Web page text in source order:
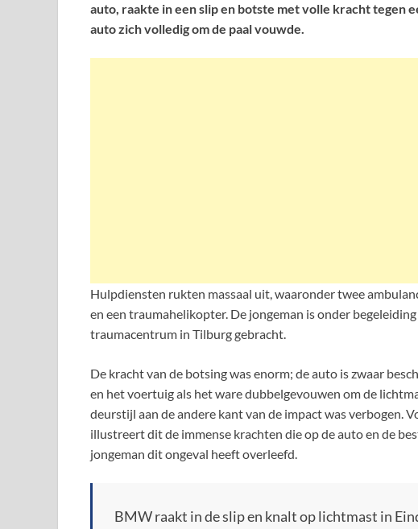
auto, raakte in een slip en botste met volle kracht tegen
auto zich volledig om de paal vouwde.
Hulpdiensten rukten massaal uit, waaronder twee
en een traumahelikopter. De jongeman is onder
traumacentrum in Tilburg gebracht.
De kracht van de botsing was enorm; de auto is zwaar
en het voertuig als het ware dubbelgevouwen om de
deurstijl aan de andere kant van de impact was verbogen.
illustreert dit de immense krachten die op de auto en de
jongeman dit ongeval heeft overleefd.
BMW raakt in de slip en knalt op lichtmast in